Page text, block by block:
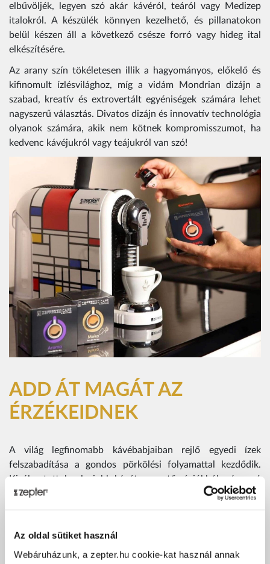
Az oldal sütiket használ
Webáruházunk, a zepter.hu cookie-kat használ annak
elbűvöljék, legyen szó akár kávéról, teáról vagy Medizep
italokról. A készülék könnyen kezelhető, és pillanatokon
belül készen áll a következő csésze forró vagy hideg ital
elkészítésére.
Az arany szín tökéletesen illik a hagyományos, előkelő és
kifinomult ízlésvilághoz, míg a vidám Mondrian dizájn a
szabad, kreatív és extrovertált egyéniségek számára lehet
nagyszerű választás. Divatos dizájn és innovatív technológia
olyanok számára, akik nem kötnek kompromisszumot, ha
kedvenc kávéjukról vagy teájukról van szó!
ADD ÁT MAGÁT AZ
ÉRZÉKEIDNEK
A világ legfinomabb kávébabjaiban rejlő egyedi ízek
felszabadítása a gondos pörkölési folyamattal kezdődik.
Kiválasztottuk a legjobb kávétermesztő régiókból származó
legfinomabb kávébabokat, hagyományos pörkölési
módszerekkel pörköltük őket, majd frissen kapszulába
élvezhetsz.
Kávékollekciónk a kávé szerelmeseinek minden csészével az